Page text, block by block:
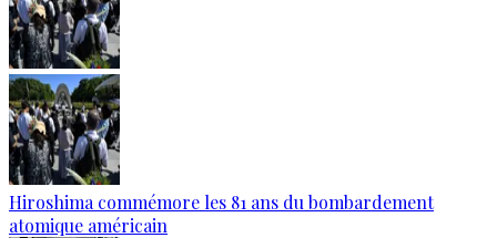
Hiroshima commémore les 81 ans du bombardement
atomique américain